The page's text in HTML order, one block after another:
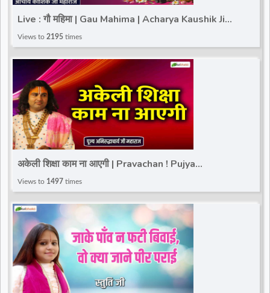
Live : गौ महिमा | Gau Mahima | Acharya Kaushik Ji
Mahima | 26 January 2025 | Totalbhakti
Views to 2195 times
अकेली शिक्षा काम ना आएगी | Pravachan ! Pujya
Aniruddhacharya Ji Maharaj
Views to 1497 times